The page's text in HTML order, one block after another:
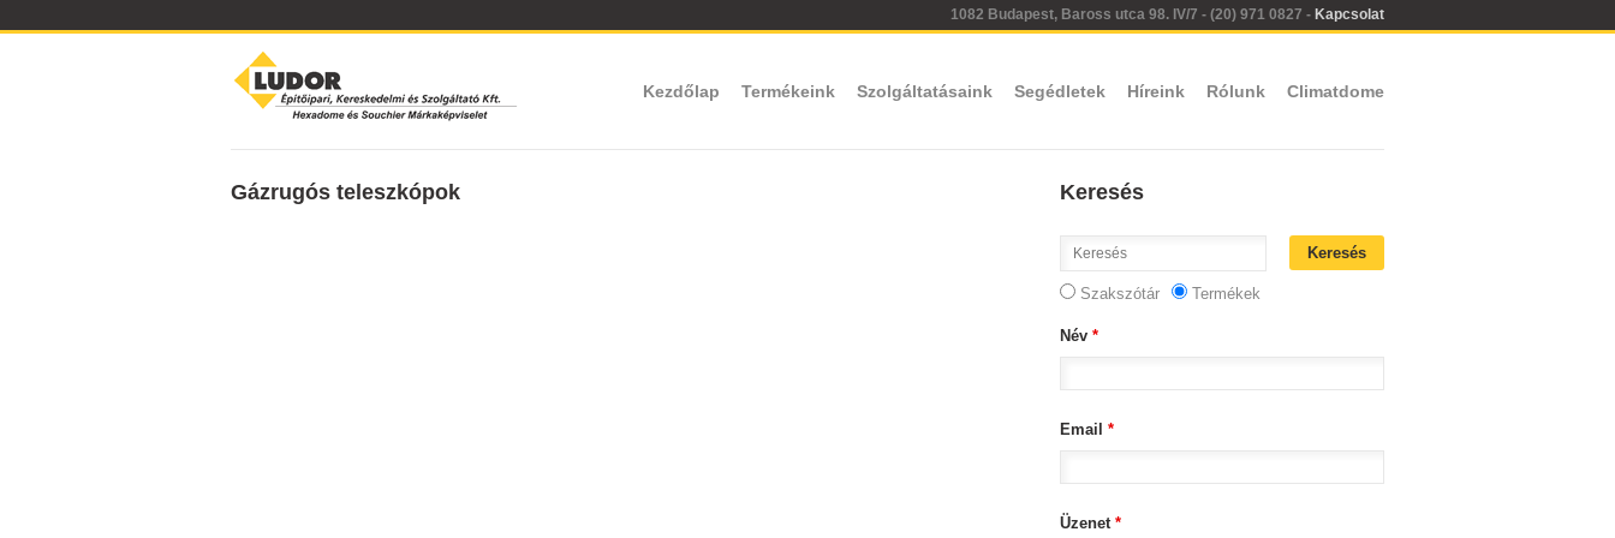
1082 Budapest, Baross utca 98. IV/7 - (20) 971 0827 - Kapcsolat
Kezdőlap Termékeink Szolgáltatásaink Segédletek Híreink Rólunk Climatdome
Gázrugós teleszkópok Keresés
Szakszótár Termékek
Név *
Email *
Üzenet *